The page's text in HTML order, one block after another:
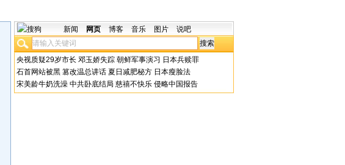
新闻 网页 博客 音乐 图片 说吧
央视质疑29岁市长 邓玉娇失踪 朝鲜军事演习 日本兵赎罪
石首网站被黑 篡改温总讲话 夏日减肥秘方 日本瘦脸法
宋美龄牛奶洗澡 中共卧底结局 慈禧不快乐 侵略中国报告